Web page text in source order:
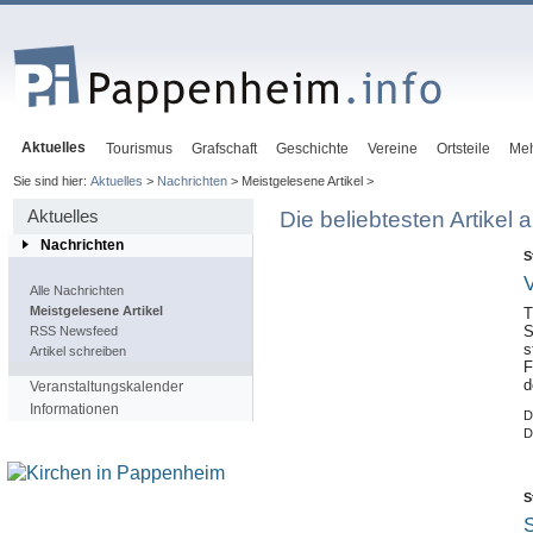
Aktuelles Tourismus Grafschaft Geschichte Vereine Ortsteile
Sie sind hier: Aktuelles > Nachrichten> Meistgelesene Artikel >
Aktuelles
Nachrichten
Alle Nachrichten
Meistgelesene Artikel
RSS Newsfeed
Artikel schreiben
Veranstaltungskalender
Informationen
Die beliebtesten Artikel